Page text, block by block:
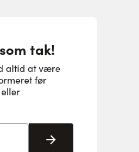
tak!
altid at være
før
Tilmeld her